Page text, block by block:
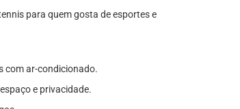
para quem gosta de esportes e
com ar-condicionado.
e privacidade.